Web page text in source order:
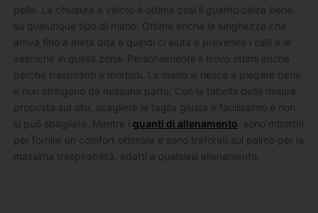
pelle. La chiusura a velcro è ottima così il guanto calza bene
su qualunque tipo di mano. Ottima anche la lunghezza che
arriva fino a metà dita e quindi ci aiuta a prevenire i calli e le
vesciche in quella zona. Personalmente li trovo ottimi anche
perché traspiranti e morbidi. La mano si riesce a piegare bene
e non stringono da nessuna parte. Con la tabella delle misure
proposta sul sito, scegliere la taglia giusta è facilissimo e non
si può sbagliare. Mentre i guanti di allenamento sono mbottiti
per fornire un comfort ottimale e sono traforati sul palmo per la
massima traspirabilità, adatti a qualsiasi allenamento.